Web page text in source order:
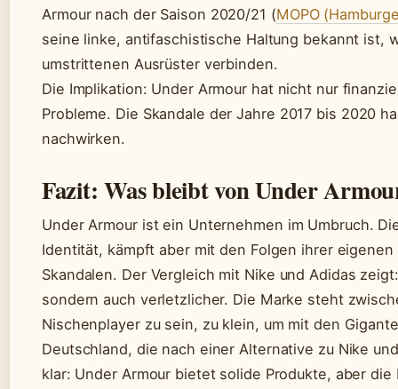
Armour nach der Saison 2020/21 (MOPO
seine linke, antifaschistische Haltung bekannt ist,
umstrittenen Ausrüster verbinden.
Die Implikation: Under Armour hat nicht nur
Probleme. Die Skandale der Jahre 2017 bis 2020
nachwirken.
Fazit: Was bleibt von Under
Under Armour ist ein Unternehmen im Umbruch.
Identität, kämpft aber mit den Folgen ihrer
Skandalen. Der Vergleich mit Nike und Adidas
sondern auch verletzlicher. Die Marke steht
Nischenplayer zu sein, zu klein, um mit den
Deutschland, die nach einer Alternative zu Nike
klar: Under Armour bietet solide Produkte, aber